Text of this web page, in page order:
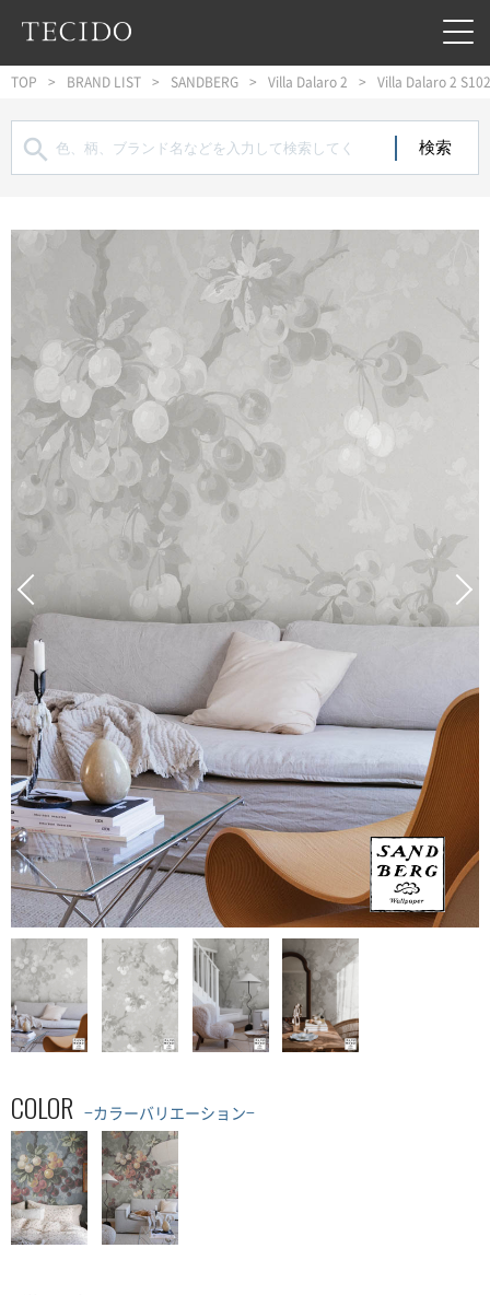
フッターへジャンプ
TOP BRAND LIST SANDBERG Villa Dalaro 2 Villa Dalaro 2

COLOR −カラーバリエーション−